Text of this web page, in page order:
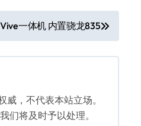
一体机 内置骁龙835
威，不代表本站立场。
们将及时予以处理。